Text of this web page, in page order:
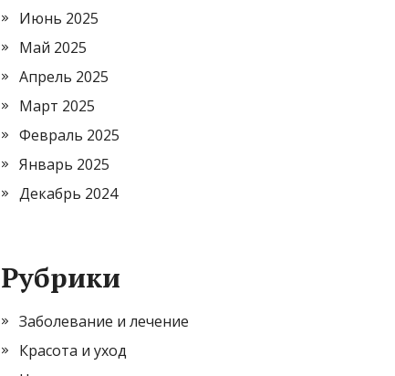
Июнь 2025
Май 2025
Апрель 2025
Март 2025
Февраль 2025
Январь 2025
Декабрь 2024
Рубрики
Заболевание и лечение
Красота и уход